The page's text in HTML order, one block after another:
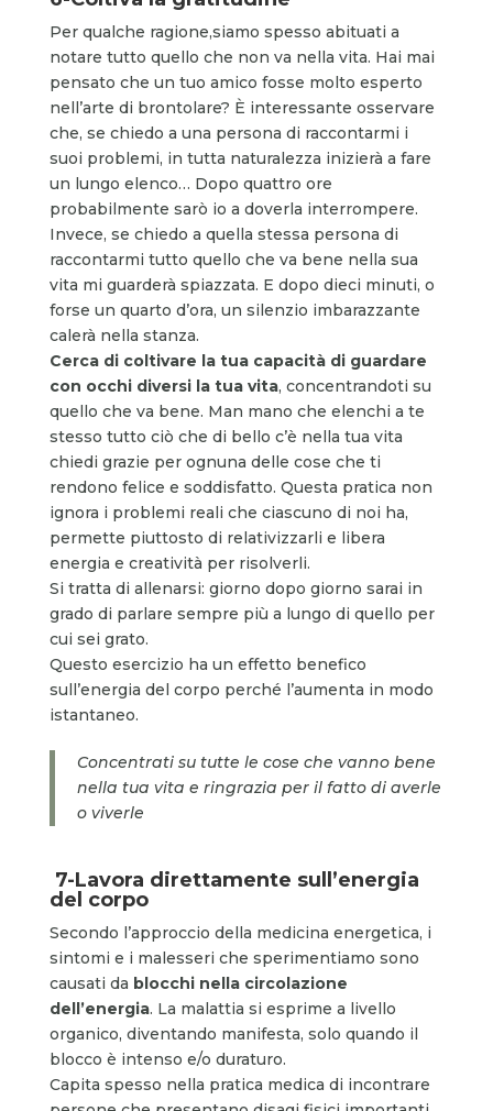
Per qualche ragione,siamo spesso abituati a
notare tutto quello che non va nella vita. Hai mai
pensato che un tuo amico fosse molto esperto
nell’arte di brontolare? È interessante osservare
che, se chiedo a una persona di raccontarmi i
suoi problemi, in tutta naturalezza inizierà a fare
un lungo elenco… Dopo quattro ore
probabilmente sarò io a doverla interrompere.
Invece, se chiedo a quella stessa persona di
raccontarmi tutto quello che va bene nella sua
vita mi guarderà spiazzata. E dopo dieci minuti, o
forse un quarto d’ora, un silenzio imbarazzante
calerà nella stanza.
Cerca di coltivare la tua capacità di guardare
con occhi diversi la tua vita, concentrandoti su
quello che va bene. Man mano che elenchi a te
stesso tutto ciò che di bello c’è nella tua vita
chiedi grazie per ognuna delle cose che ti
rendono felice e soddisfatto. Questa pratica non
ignora i problemi reali che ciascuno di noi ha,
permette piuttosto di relativizzarli e libera
energia e creatività per risolverli.
Si tratta di allenarsi: giorno dopo giorno sarai in
grado di parlare sempre più a lungo di quello per
cui sei grato.
Questo esercizio ha un effetto benefico
sull’energia del corpo perché l’aumenta in modo
istantaneo.
Concentrati su tutte le cose che vanno bene
nella tua vita e ringrazia per il fatto di averle
o viverle
7-Lavora direttamente sull’energia
del corpo
Secondo l’approccio della medicina energetica, i
sintomi e i malesseri che sperimentiamo sono
causati da blocchi nella circolazione
dell’energia. La malattia si esprime a livello
organico, diventando manifesta, solo quando il
blocco è intenso e/o duraturo.
Capita spesso nella pratica medica di incontrare